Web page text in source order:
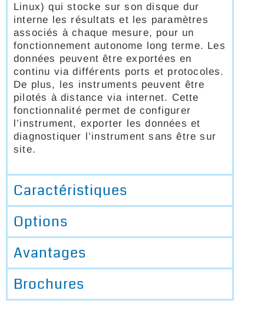
Linux) qui stocke sur son disque dur
interne les résultats et les paramètres
associés à chaque mesure, pour un
fonctionnement autonome long terme. Les
données peuvent être exportées en
continu via différents ports et protocoles.
De plus, les instruments peuvent être
pilotés à distance via internet. Cette
fonctionnalité permet de configurer
l’instrument, exporter les données et
diagnostiquer l’instrument sans être sur
site.
Caractéristiques
Options
Avantages
Brochures